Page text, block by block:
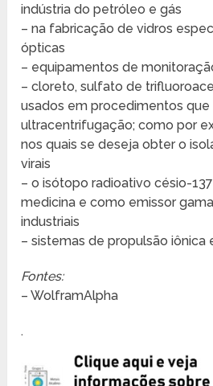
indústria do petróleo e gás
– na fabricação de vidros
ópticas
– equipamentos de
– cloreto, sulfato de
usados em procedimentos
ultracentrifugação; como por
nos quais se deseja obter o
virais
– o isótopo radioativo césio-
medicina e como emissor
industriais
– sistemas de propulsão iônica
Fontes:
– WolframAlpha
.